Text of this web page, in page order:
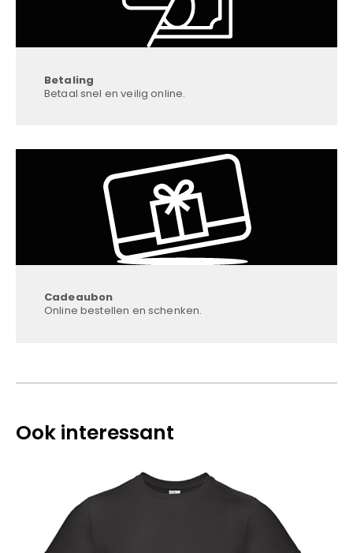
Betaling
Betaal snel en veilig online.
Cadeaubon
Online bestellen en schenken.
Ook interessant